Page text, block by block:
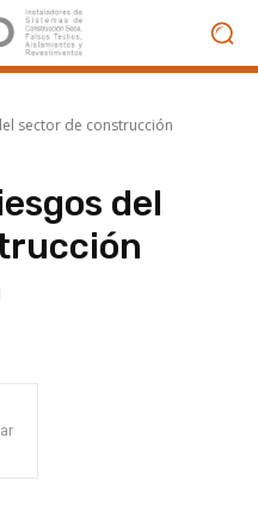
sector de construcción
del